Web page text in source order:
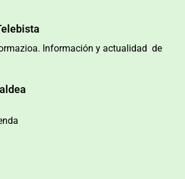
Información y actualidad de